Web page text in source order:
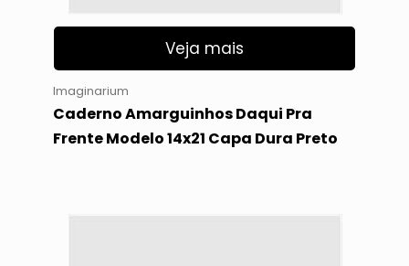
Veja mais
Imaginarium
Caderno Amarguinhos Daqui Pra
Frente Modelo 14x21 Capa Dura Preto